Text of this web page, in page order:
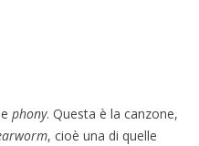
e phony. Questa è la canzone,
, cioè una di quelle